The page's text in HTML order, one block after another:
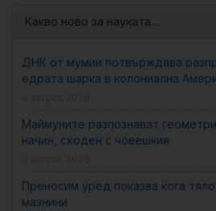
Какво ново за науката…
ДНК от мумии потвърждава
едрата шарка в колониална
Маймуните разпознават
начин, сходен с човешкия
Преносим уред показва кога
мазнини